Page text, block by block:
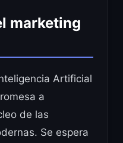
marketing
Artificial
a
de las
Se espera